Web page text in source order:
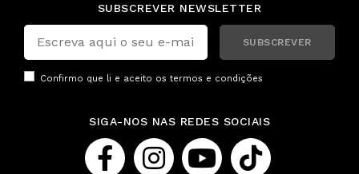
SUBSCREVER NEWSLETTER
SUBSCREVER
Confirmo que li e aceito os termos e condições
SIGA-NOS NAS REDES SOCIAIS